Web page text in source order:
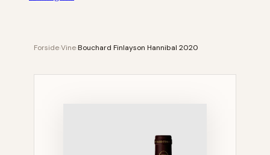
ForsideVineBouchard Finlayson Hannibal 2020